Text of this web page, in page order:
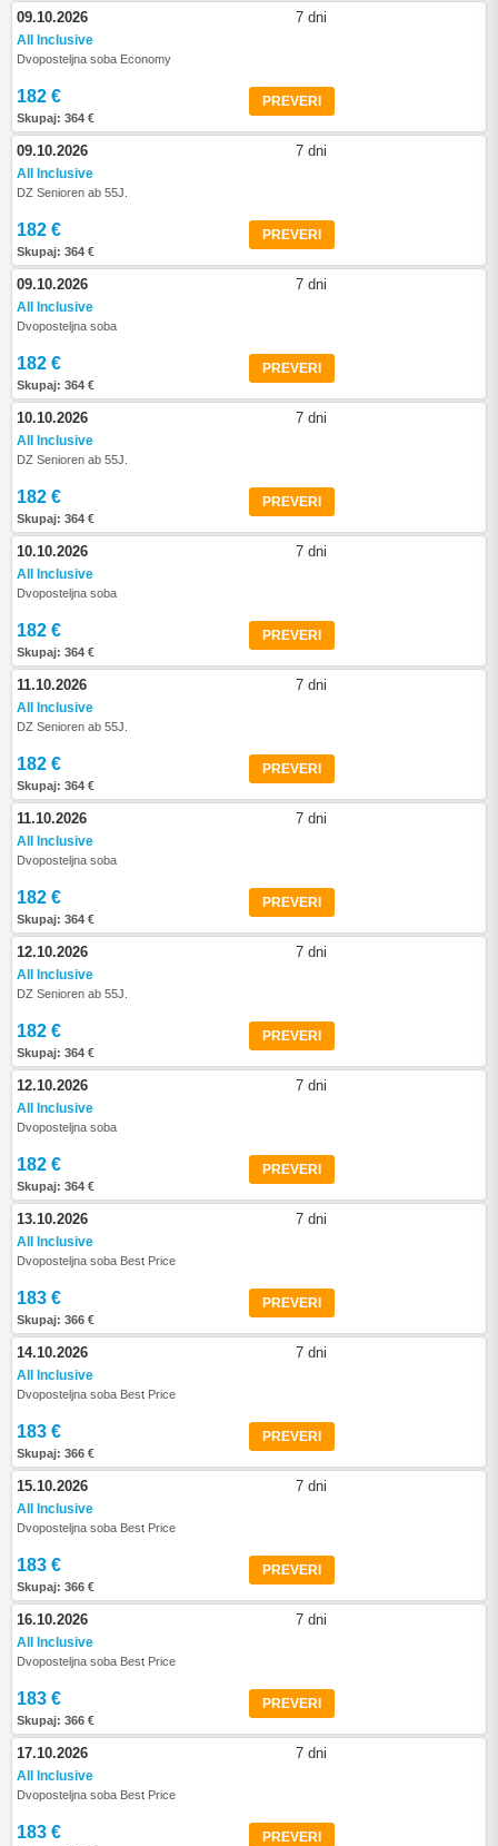
09.10.2026 7 dni
All Inclusive
Dvoposteljna soba Economy
182 €
Skupaj: 364 €
PREVERI
09.10.2026 7 dni
All Inclusive
DZ Senioren ab 55J.
182 €
Skupaj: 364 €
PREVERI
09.10.2026 7 dni
All Inclusive
Dvoposteljna soba
182 €
Skupaj: 364 €
PREVERI
10.10.2026 7 dni
All Inclusive
DZ Senioren ab 55J.
182 €
Skupaj: 364 €
PREVERI
10.10.2026 7 dni
All Inclusive
Dvoposteljna soba
182 €
Skupaj: 364 €
PREVERI
11.10.2026 7 dni
All Inclusive
DZ Senioren ab 55J.
182 €
Skupaj: 364 €
PREVERI
11.10.2026 7 dni
All Inclusive
Dvoposteljna soba
182 €
Skupaj: 364 €
PREVERI
12.10.2026 7 dni
All Inclusive
DZ Senioren ab 55J.
182 €
Skupaj: 364 €
PREVERI
12.10.2026 7 dni
All Inclusive
Dvoposteljna soba
182 €
Skupaj: 364 €
PREVERI
13.10.2026 7 dni
All Inclusive
Dvoposteljna soba Best Price
183 €
Skupaj: 366 €
PREVERI
14.10.2026 7 dni
All Inclusive
Dvoposteljna soba Best Price
183 €
Skupaj: 366 €
PREVERI
15.10.2026 7 dni
All Inclusive
Dvoposteljna soba Best Price
183 €
Skupaj: 366 €
PREVERI
16.10.2026 7 dni
All Inclusive
Dvoposteljna soba Best Price
183 €
Skupaj: 366 €
PREVERI
17.10.2026 7 dni
All Inclusive
Dvoposteljna soba Best Price
183 € PREVERI